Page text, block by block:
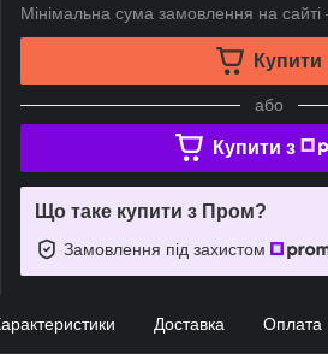
Мінімальна сума замовлення на
Купити
або
Купити з
Що таке купити з Пром?
Замовлення під захистом
Доставка Оплата